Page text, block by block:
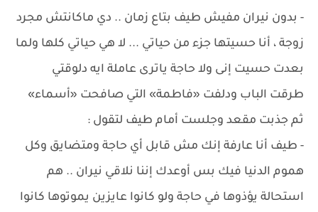
- بدون نيران مفيش طيف بتاع زمان .. دي ماكانتش مجرد
زوجة ، أنا حسيتها جزء من حياتي ... لا هي حياتي كلها ولما
بعدت حسيت إنى ولا حاجة ياترى عاملة ايه دلوقتي
طرقت الباب ودلفت «فاطمة» التي صافحت «أسماء»
ثم جذبت مقعد وجلست أمام طيف لتقول :
- طيف أنا عارفة إنك مش قابل أي حاجة ومتضايق وكل
هموم الدنيا فيك بس أوعدك إننا نلاقي نيران .. هم
استحالة يؤذوها في حاجة ولو كانوا عايزين يموتوها كانوا